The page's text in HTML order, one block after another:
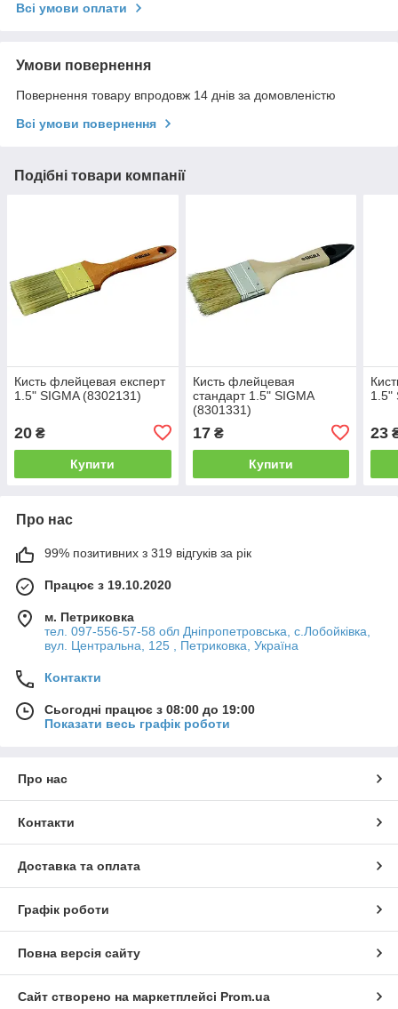
Всі умови оплати
Умови повернення
Повернення товару впродовж 14 днів за домовленістю
Всі умови повернення
Подібні товари компанії
Кисть флейцевая експерт
1.5" SIGMA (8302131)
20 ₴
Купити
Кисть флейцевая
стандарт 1.5" SIGMA
(8301331)
17₴
Купити
1.5"
23
Про нас
99% позитивних з 319 відгуків за рік
Працює з 19.10.2020
м. Петриковка
тел. 097-556-57-58 обл Дніпропетровська, с.Лобойківка,
вул. Центральна, 125 , Петриковка, Україна
Контакти
Сьогодні працює з 08:00 до 19:00
Показати весь графік роботи
Про нас
Контакти
Доставка та оплата
Графік роботи
Повна версія сайту
Сайт створено на маркетплейсі Prom.ua